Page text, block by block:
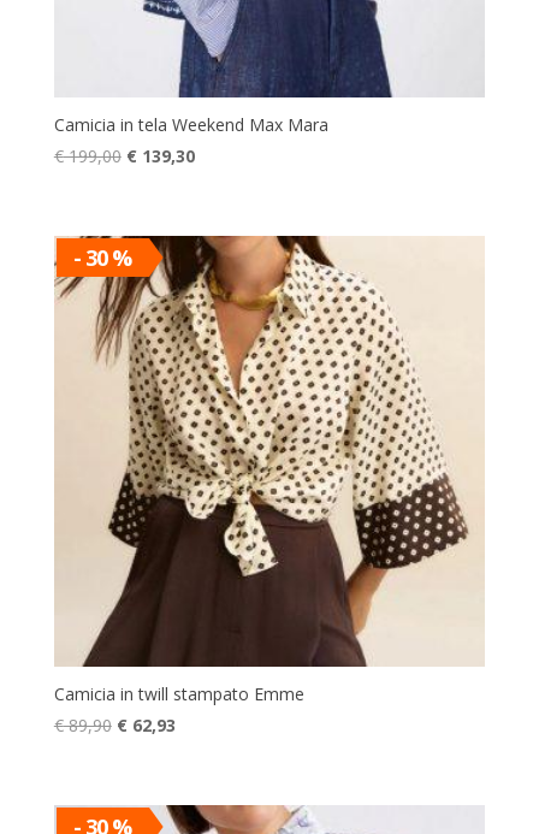
Camicia in tela Weekend Max Mara
€199,00 Il
era:
€ 199,00.
€139,30Il
è:
€ 139,30.
- 30 %
Camicia in twill stampato Emme
€89,90 Il
era:
€62,93Il
è:
- 30 %